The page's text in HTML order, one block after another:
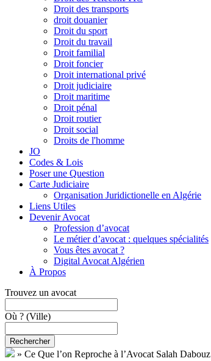
Droit des transports
droit douanier
Droit du sport
Droit du travail
Droit familial
Droit foncier
Droit international privé
Droit judiciaire
Droit maritime
Droit pénal
Droit routier
Droit social
Droits de l'homme
JO
Codes & Lois
Poser une Question
Carte Judiciaire
Organisation Juridictionelle en Algérie
Liens Utiles
Devenir Avocat
Profession d’avocat
Le métier d’avocat : quelques spécialités
Vous êtes avocat ?
Digital Avocat Algérien
À Propos
Trouvez un avocat
Où ? (Ville)
Rechercher
» Ce Que l’on Reproche à l’Avocat Salah Dabouz